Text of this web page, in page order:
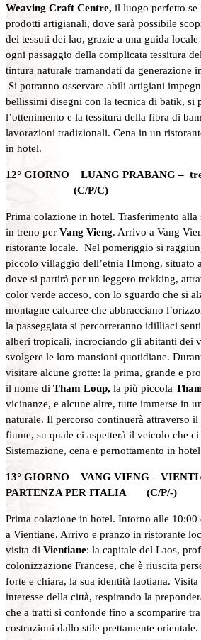
Weaving Craft Centre, il luogo perfetto se
prodotti artigianali, dove sarà possibile
dei tessuti dei lao, grazie a una guida
ogni passaggio della complicata tessitura
tintura naturale tramandati da generazione
Si potranno osservare abili artigiani
bellissimi disegni con la tecnica di batik, si
l’ottenimento e la tessitura della fibra di
lavorazioni tradizionali. Cena in un
in hotel.
12° GIORNO LUANG PRABANG –
(C/P/C)
Prima colazione in hotel. Trasferimento alla
in treno per Vang Vieng. Arrivo a Vang
ristorante locale. Nel pomeriggio si
piccolo villaggio dell’etnia Hmong, situato
dove si partirà per un leggero trekking,
color verde acceso, con lo sguardo che si
montagne calcaree che abbracciano
la passeggiata si percorreranno idilliaci
alberi tropicali, incrociando gli abitanti dei
svolgere le loro mansioni quotidiane.
visitare alcune grotte: la prima, grande e
il nome di Tham Loup, la più piccola
vicinanze, e alcune altre, tutte immerse in
naturale. Il percorso continuerà attraverso
fiume, su quale ci aspetterà il veicolo che
Sistemazione, cena e pernottamento in
13° GIORNO VANG VIENG –
PARTENZA PER ITALIA (C/P/-)
Prima colazione in hotel. Intorno alle 10:00
a Vientiane. Arrivo e pranzo in ristorante
visita di Vientiane: la capitale del Laos,
colonizzazione Francese, che è riuscita
forte e chiara, la sua identità laotiana.
interesse della città, respirando la
che a tratti si confonde fino a scomparire
costruzioni dallo stile prettamente